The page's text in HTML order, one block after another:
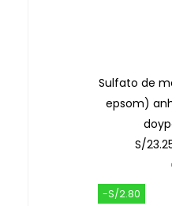
Sulfato de
epsom)
S/
-S/2.80